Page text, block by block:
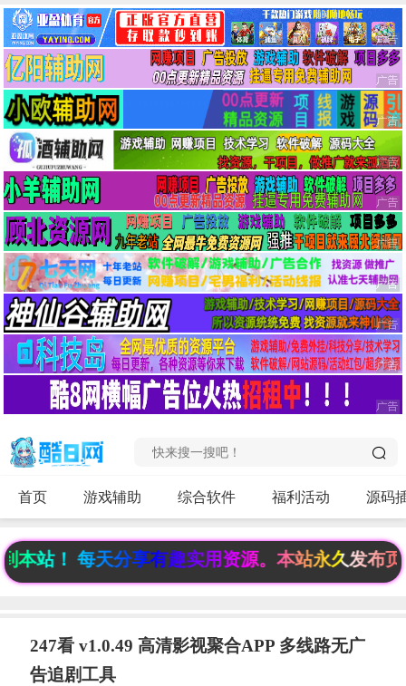
首页 游戏辅助 综合软件 福利活动 源码
站！ 每天分享有趣实用资源。本站永久发布页《
247看 v1.0.49 高清影视聚合APP 多线路无广
告追剧工具